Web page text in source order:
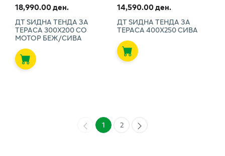
18,990.00 ден.
ДТ ЅИДНА ТЕНДА ЗА
ТЕРАСА 300Х200 СО
МОТОР БЕЖ/СИВА
14,590.00 ден.
ДТ ЅИДНА ТЕНДА ЗА
ТЕРАСА 400Х250 СИВА
1 2